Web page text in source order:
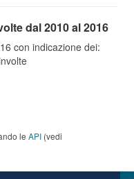
dal 2010 al 2016
con indicazione dei:
le API (vedi